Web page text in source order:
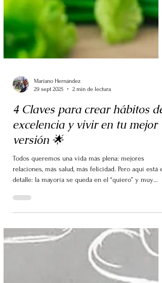
Mariano Hernández
29 sept 2025
2 min de lectura
excelencia y vivir en tu mejor
versión 🌟
Todos queremos una vida más plena: mejores
pocos se preguntan “¿qué debo hacer para lograrlo?”.
Y ahí, querido lector, es donde se marca la diferencia
entre vivir en piloto automático o construir una vida